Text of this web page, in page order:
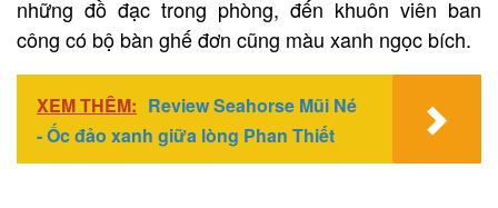
những đồ đạc trong phòng, đến khuôn viên ban
công có bộ bàn ghế đơn cũng màu xanh ngọc bích.
XEM THÊM: Review Seahorse Mũi Né
- Ốc đảo xanh giữa lòng Phan Thiết